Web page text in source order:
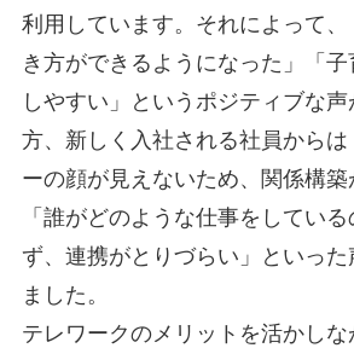
利用しています。それによって、
き方ができるようになった」「
しやすい」というポジティブな
方、新しく入社される社員から
ーの顔が見えないため、関係構築
「誰がどのような仕事をしてい
ず、連携がとりづらい」といっ
ました。
テレワークのメリットを活かしな